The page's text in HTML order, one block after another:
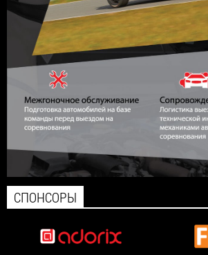
СПОНСОРЫ